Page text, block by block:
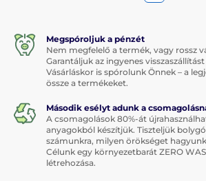
Megspóroljuk a pénzét
Nem megfelelő a termék, vagy rossz
Garantáljuk az ingyenes
Vásárláskor is spórolunk Önnek – a
össze a termékeket.
Második esélyt adunk a
A csomagolások 80%-át
anyagokból készítjük. Tiszteljük
számunkra, milyen örökséget
Célunk egy környezetbarát ZERO
létrehozása.